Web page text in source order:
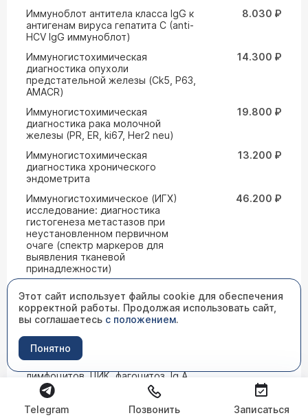
Иммуноблот антитела класса IgG к
антигенам вируса гепатита С (anti-
HCV IgG иммуноблот)
8.030 ₽
Иммуногистохимическая
диагностика опухоли
предстательной железы (Ck5, P63,
AMACR)
14.300 ₽
Иммуногистохимическая
диагностика рака молочной
железы (PR, ER, ki67, Her2 neu)
19.800 ₽
Иммуногистохимическая
диагностика хронического
эндометрита
13.200 ₽
Иммуногистохимическое (ИГХ)
исследование: диагностика
гистогенеза метастазов при
неустановленном первичном
очаге (спектр маркеров для
выявления тканевой
принадлежности)
46.200 ₽
исследование (1 маркер):
уточняющее с использованием 1
Антитела
Иммуноглобулины А, М, G
Иммунограмма (субпопуляция
лимфоцитов, ЦИК, фагоцитоз, Ig A,
M, G, Е)
Иммунологические исследования
Этот сайт использует файлы cookie для обеспечения
корректной работы. Продолжая использовать сайт,
вы соглашаетесь с положением.
Понятно
Telegram Позвонить Записаться